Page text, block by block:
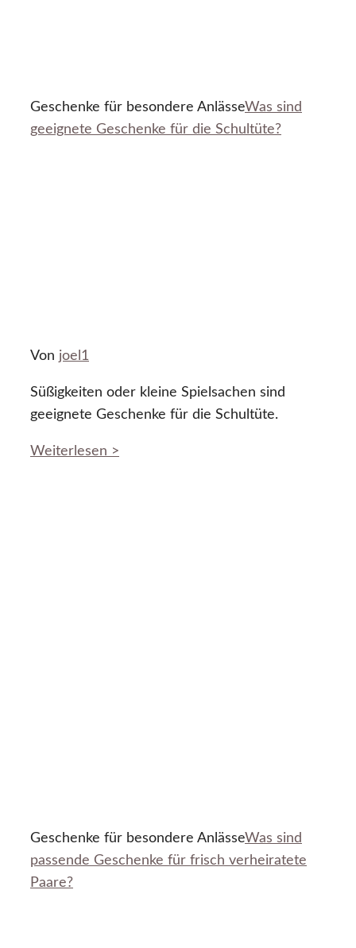
Geschenke für besondere AnlässeWas sind
geeignete Geschenke für die Schultüte?
Von joel1
Süßigkeiten oder kleine Spielsachen sind
geeignete Geschenke für die Schultüte.
Weiterlesen >
Geschenke für besondere AnlässeWas sind
passende Geschenke für frisch verheiratete
Paare?